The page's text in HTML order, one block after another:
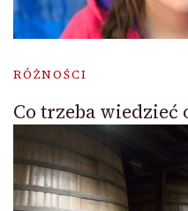
RÓŻNOŚCI
Co trzeba wiedzieć